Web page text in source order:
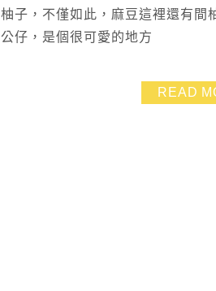
子，不僅如此，麻豆這裡還有
仔，是個很可愛的地方
READ